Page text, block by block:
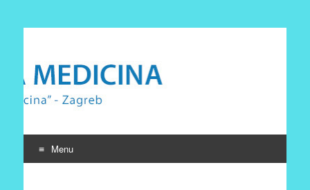
Prirodna medicina
Udruga Prirodna medicina Zagreb
Menu